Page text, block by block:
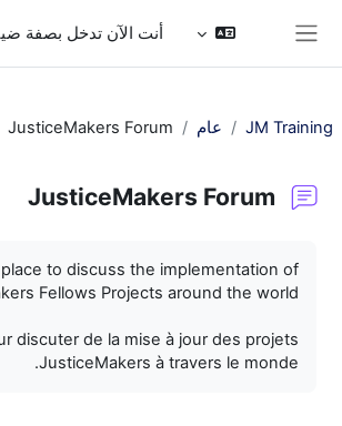
أنت الآن تدخل بصفة
JM Training عام JusticeMakers Forum
JusticeMakers Forum
to discuss the implementation of
Fellows Projects around the world.
discuter de la mise à jour des projets
JusticeMakers à travers le monde.